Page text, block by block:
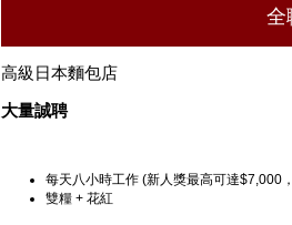
全
高級日本麵包店
大量誠聘
每天八小時工作 (新人獎最高可達$7,000
雙糧 + 花紅